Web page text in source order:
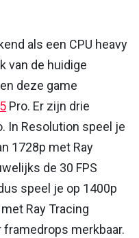
als een CPU heavy
van de huidige
deze game
Pro. Er zijn drie
In Resolution speel je
1728p met Ray
de 30 FPS
speel je op 1400p
Ray Tracing
merkbaar.